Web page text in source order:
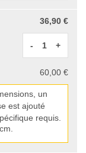
36,90 €
- +
60,00 €
un
est ajouté
requis.
cm.